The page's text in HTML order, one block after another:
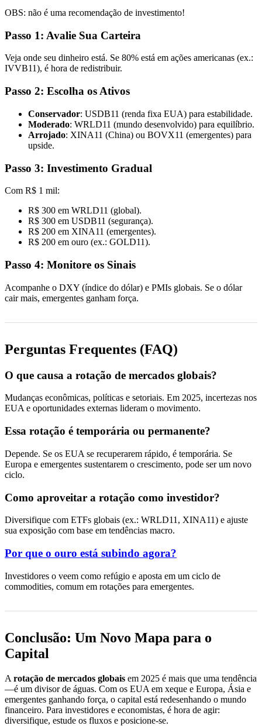
OBS: não é uma recomendação de investimento!
Passo 1: Avalie Sua Carteira
Veja onde seu dinheiro está. Se 80% está em ações americanas (ex.:
IVVB11), é hora de redistribuir.
Passo 2: Escolha os Ativos
Conservador: USDB11 (renda fixa EUA) para estabilidade.
Moderado: WRLD11 (mundo desenvolvido) para equilíbrio.
Arrojado: XINA11 (China) ou BOVX11 (emergentes) para
upside.
Passo 3: Investimento Gradual
Com R$ 1 mil:
R$ 300 em WRLD11 (global).
R$ 300 em USDB11 (segurança).
R$ 200 em XINA11 (emergentes).
R$ 200 em ouro (ex.: GOLD11).
Passo 4: Monitore os Sinais
Acompanhe o DXY (índice do dólar) e PMIs globais. Se o dólar
cair mais, emergentes ganham força.
Perguntas Frequentes (FAQ)
O que causa a rotação de mercados globais?
Mudanças econômicas, políticas e setoriais. Em 2025, incertezas nos
EUA e oportunidades externas lideram o movimento.
Essa rotação é temporária ou permanente?
Depende. Se os EUA se recuperarem rápido, é temporária. Se
Europa e emergentes sustentarem o crescimento, pode ser um novo
ciclo.
Como aproveitar a rotação como investidor?
Diversifique com ETFs globais (ex.: WRLD11, XINA11) e ajuste
sua exposição com base em tendências macro.
Por que o ouro está subindo agora?
Investidores o veem como refúgio e aposta em um ciclo de
commodities, comum em rotações para emergentes.
Conclusão: Um Novo Mapa para o
Capital
A rotação de mercados globais em 2025 é mais que uma tendência
—é um divisor de águas. Com os EUA em xeque e Europa, Ásia e
emergentes ganhando força, o capital está redesenhando o mundo
financeiro. Para investidores e economistas, é hora de agir:
diversifique, estude os fluxos e posicione-se.